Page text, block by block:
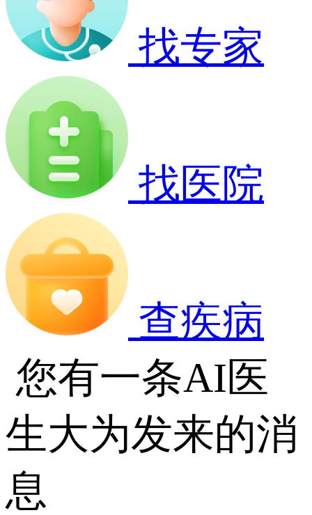
找专家
找医院
查疾病
您有一条AI医
生大为发来的消
息